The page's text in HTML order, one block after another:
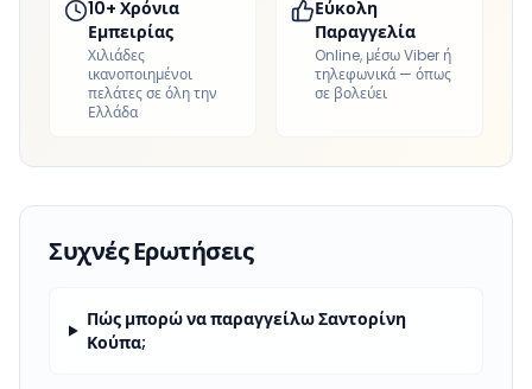
10+ Χρόνια
Εμπειρίας
Χιλιάδες
ικανοποιημένοι
πελάτες σε όλη την
Ελλάδα
Εύκολη
Παραγγελία
Online, μέσω Viber ή
τηλεφωνικά — όπως
σε βολεύει
Συχνές Ερωτήσεις
Πώς μπορώ να παραγγείλω Σαντορίνη
Κούπα;